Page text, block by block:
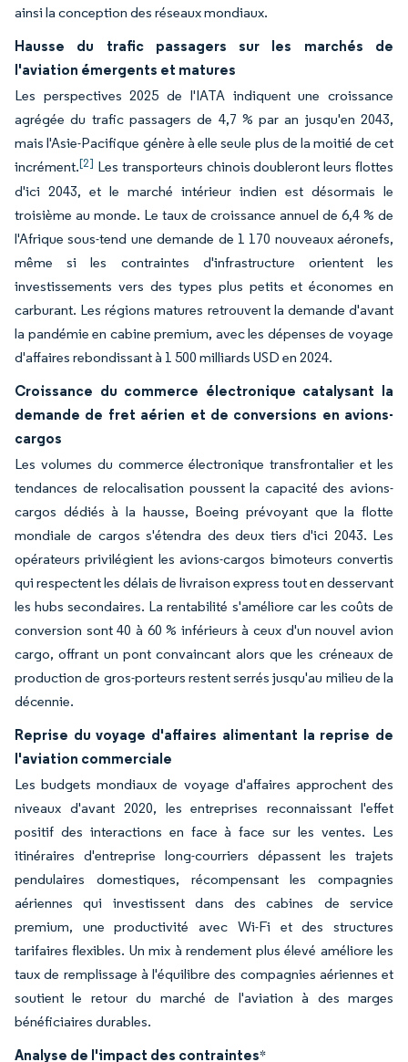
ainsi la conception des réseaux mondiaux.
Hausse du trafic passagers sur les marchés de
l'aviation émergents et matures
Les perspectives 2025 de l'IATA indiquent une croissance
agrégée du trafic passagers de 4,7 % par an jusqu'en 2043,
mais l'Asie-Pacifique génère à elle seule plus de la moitié de cet
incrément.[2] Les transporteurs chinois doubleront leurs flottes
d'ici 2043, et le marché intérieur indien est désormais le
troisième au monde. Le taux de croissance annuel de 6,4 % de
l'Afrique sous-tend une demande de 1 170 nouveaux aéronefs,
même si les contraintes d'infrastructure orientent les
investissements vers des types plus petits et économes en
carburant. Les régions matures retrouvent la demande d'avant
la pandémie en cabine premium, avec les dépenses de voyage
d'affaires rebondissant à 1 500 milliards USD en 2024.
Croissance du commerce électronique catalysant la
demande de fret aérien et de conversions en avions-
cargos
Les volumes du commerce électronique transfrontalier et les
tendances de relocalisation poussent la capacité des avions-
cargos dédiés à la hausse, Boeing prévoyant que la flotte
mondiale de cargos s'étendra des deux tiers d'ici 2043. Les
opérateurs privilégient les avions-cargos bimoteurs convertis
qui respectent les délais de livraison express tout en desservant
les hubs secondaires. La rentabilité s'améliore car les coûts de
conversion sont 40 à 60 % inférieurs à ceux d'un nouvel avion
cargo, offrant un pont convaincant alors que les créneaux de
production de gros-porteurs restent serrés jusqu'au milieu de la
décennie.
Reprise du voyage d'affaires alimentant la reprise de
l'aviation commerciale
Les budgets mondiaux de voyage d'affaires approchent des
niveaux d'avant 2020, les entreprises reconnaissant l'effet
positif des interactions en face à face sur les ventes. Les
itinéraires d'entreprise long-courriers dépassent les trajets
pendulaires domestiques, récompensant les compagnies
aériennes qui investissent dans des cabines de service
premium, une productivité avec Wi-Fi et des structures
tarifaires flexibles. Un mix à rendement plus élevé améliore les
taux de remplissage à l'équilibre des compagnies aériennes et
soutient le retour du marché de l'aviation à des marges
bénéficiaires durables.
Analyse de l'impact des contraintes*